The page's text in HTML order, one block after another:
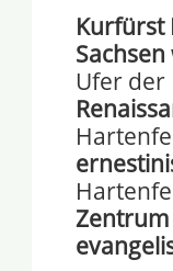
Kurfürst
Sachsen
Ufer